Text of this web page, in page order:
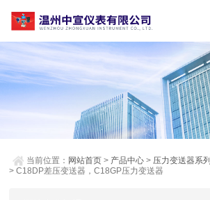
当前位置： 网站首页 > 产品中心 > 压力变送器系列
> C18DP差压变送器，C18GP压力变送器